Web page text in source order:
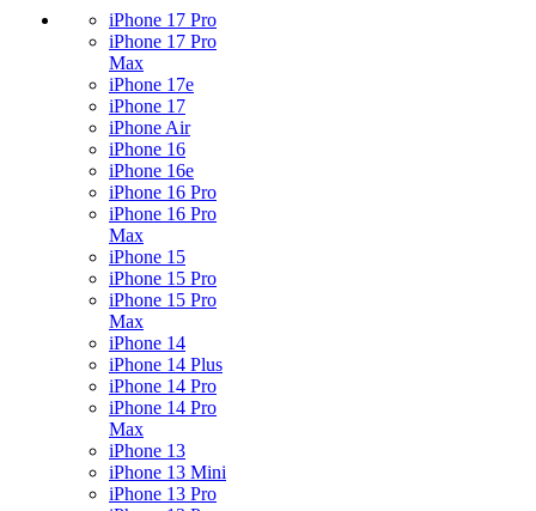
iPhone 17 Pro
iPhone 17 Pro
Max
iPhone 17e
iPhone 17
iPhone Air
iPhone 16
iPhone 16e
iPhone 16 Pro
iPhone 16 Pro
Max
iPhone 15
iPhone 15 Pro
iPhone 15 Pro
Max
iPhone 14
iPhone 14 Plus
iPhone 14 Pro
iPhone 14 Pro
Max
iPhone 13
iPhone 13 Mini
iPhone 13 Pro